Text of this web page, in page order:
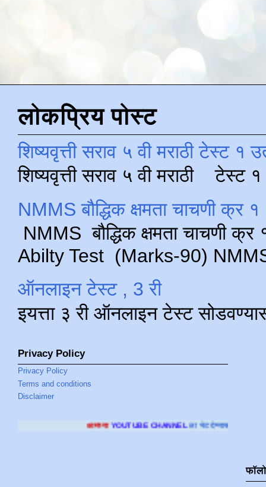
लोकप्रिय पोस्ट
शिष्यवृत्ती सराव ५ वी मराठी टेस्ट १
शिष्यवृत्ती सराव ५ वी मराठी टेस्ट
NMMS बौद्धिक क्षमता चाचणी क्र
NMMS बौद्धिक क्षमता चाचणी
Abilty Test (Marks-90) NMMS
ऑनलाइन टेस्ट , 3 री
इयत्ता ३ री ऑनलाइन टेस्ट
Privacy Policy
Privacy Policy
Terms and conditions
Disclaimer
YOUTUBE CHANNELला भेट देण्यासाठी क्लिक करा.